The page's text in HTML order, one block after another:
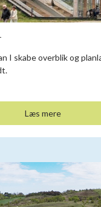
I skabe overblik og
Læs mere